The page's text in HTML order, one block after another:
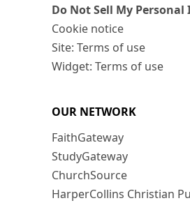
Do Not Sell My
Cookie notice
Site: Terms of use
Widget: Terms of use
OUR NETWORK
FaithGateway
StudyGateway
ChurchSource
HarperCollins Christian